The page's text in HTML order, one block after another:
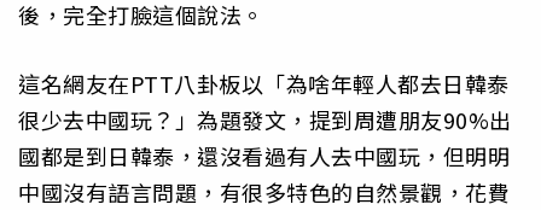
後，完全打臉這個說法。
這名網友在PTT八卦板以「為啥年輕人都去日韓泰
很少去中國玩？」為題發文，提到周遭朋友90%出
國都是到日韓泰，還沒看過有人去中國玩，但明明
中國沒有語言問題，有很多特色的自然景觀，花費